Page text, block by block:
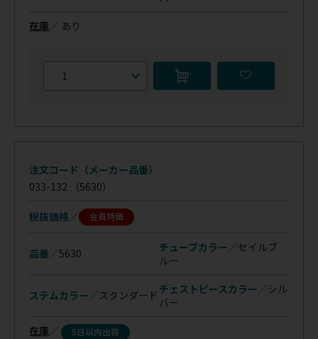
在庫 ／ あり
注文コード（メーカー品番）
033-132 （5630）
税抜価格 会員特価
品番／5630 チューブカラー／セイルブ
ルー
ステムカラー／ スタンダード チェストピースカラー／シル
バー
在庫／ 5日以内出荷